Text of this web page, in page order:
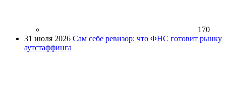
170
31 июля 2026 Сам себе ревизор: что ФНС готовит рынку
аутстаффинга